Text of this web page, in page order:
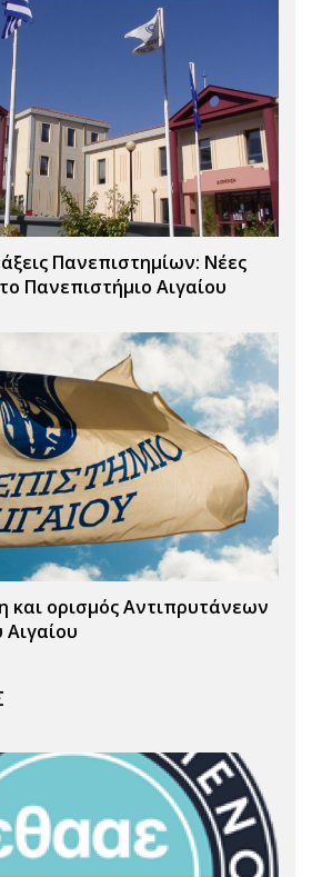
Πανεπιστημίων: Νέες
Πανεπιστήμιο Αιγαίου
και ορισμός Αντιπρυτάνεων